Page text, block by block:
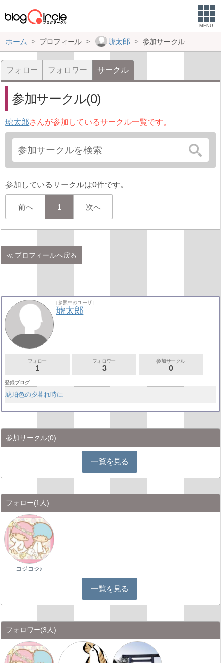
MENU
ホーム プロフィール 琥太郎 参加サークル
フォロー フォロワー サークル
参加サークル(0)
琥太郎さんが参加しているサークル一覧です。
参加しているサークルは0件です。
前へ 1 次へ
プロフィールへ戻る
[参照中のユーザ]
琥太郎
フォロー
1
フォロワー
3
参加サークル
0
登録ブログ
琥珀色の夕暮れ時に
参加サークル(0)
一覧を見る
フォロー(1人)
コジコジ♪
一覧を見る
フォロワー(3人)